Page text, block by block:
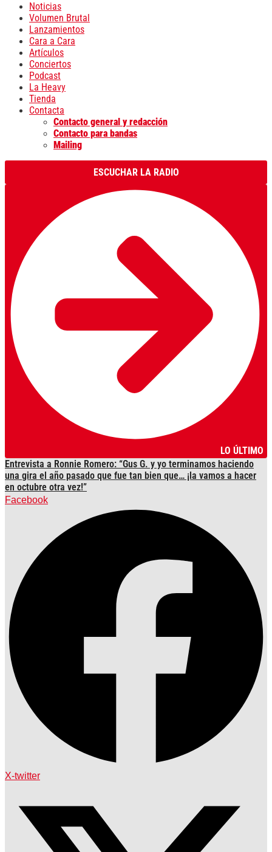
Noticias
Volumen Brutal
Lanzamientos
Cara a Cara
Artículos
Conciertos
Podcast
La Heavy
Tienda
Contacta
Contacto general y redacción
Contacto para bandas
Mailing
ESCUCHAR LA RADIO
LO ÚLTIMO
Entrevista a Ronnie Romero: “Gus G. y yo terminamos haciendo
una gira el año pasado que fue tan bien que… ¡la vamos a hacer
en octubre otra vez!”
Facebook
X-twitter